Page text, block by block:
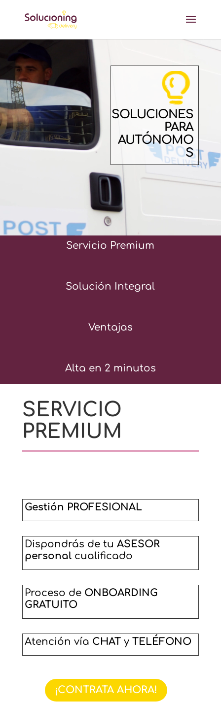
Reproductor
vídeo
SOLUCIONES
PARA
AUTÓNOMO
S
Servicio Premium
Solución Integral
Ventajas
Alta en 2 minutos
SERVICIO
PREMIUM
Gestión PROFESIONAL
Dispondrás de tuASESOR
personal cualificado
Proceso de ONBOARDING
GRATUITO
Atención vía CHATy TELÉFONO
¡CONTRATA AHORA!